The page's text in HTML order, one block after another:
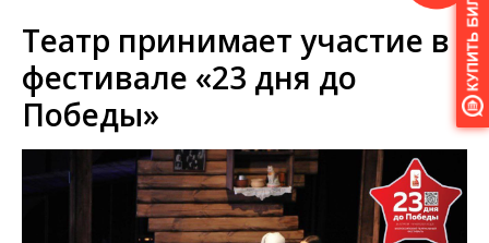
Театр принимает участие в
фестивале «23 дня до
Победы»